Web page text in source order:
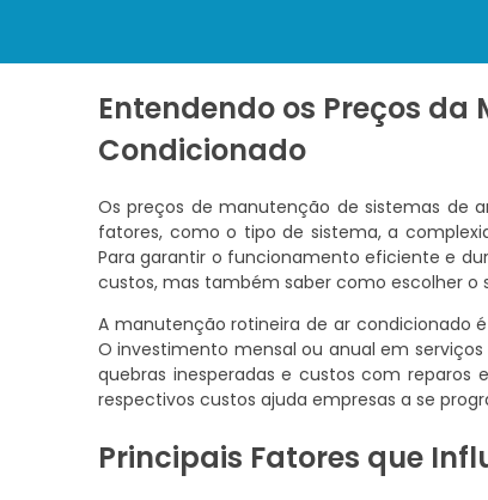
Entendendo os Preços
Condicionado
Os preços de manutenção de sistemas de
fatores, como o tipo de sistema, a
Para garantir o funcionamento eficiente e
custos, mas também saber como escolher o
A manutenção rotineira de ar condicionado
O investimento mensal ou anual em
quebras inesperadas e custos com reparos
respectivos custos ajuda empresas a se
Principais Fatores que